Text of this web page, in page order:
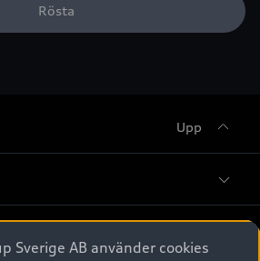
Rösta
Upp
Sverige AB använder cookies